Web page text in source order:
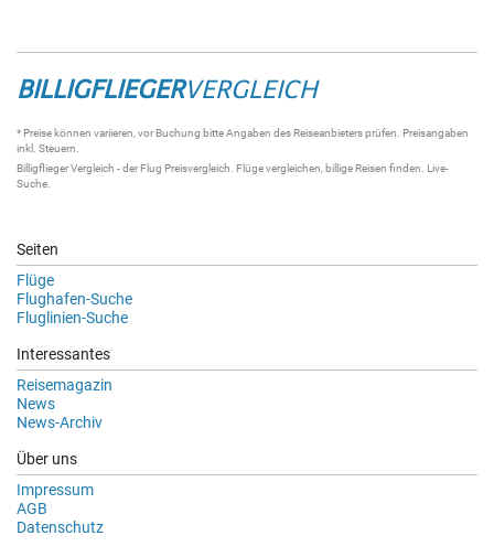
BILLIGFLIEGERVERGLEICH
* Preise können variieren, vor Buchung bitte Angaben des Reiseanbieters prüfen. Preisangaben
inkl. Steuern.
Billigflieger Vergleich - derFlug Preisvergleich Flüge vergleichen , billige Reisen finden. Live-
Suche
Seiten
Flüge
Flughafen-Suche
Fluglinien-Suche
Interessantes
Reisemagazin
News
News-Archiv
Über uns
Impressum
AGB
Datenschutz